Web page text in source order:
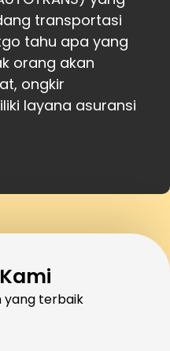
transportasi
tahu apa yang
orang akan
ongkir
layana asuransi
yang terbaik